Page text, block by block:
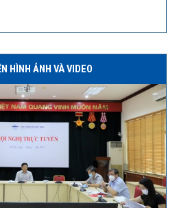
HÌNH ẢNH VÀ VIDEO